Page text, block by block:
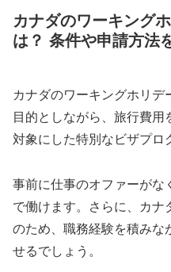
カナダのワーキング
は？ 条件や申請方法
カナダのワーキングホリデ
目的としながら、旅行費
対象にした特別なビザプロ
事前に仕事のオファーがな
で働けます。さらに、カナ
のため、職務経験を積みな
せるでしょう。